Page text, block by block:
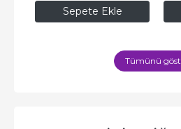
Sepete Ekle
Tümünü